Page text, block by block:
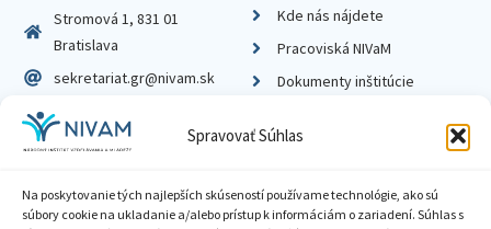
Spravovať Súhlas
Na poskytovanie tých najlepších skúseností používame technológie, ako sú
súbory cookie na ukladanie a/alebo prístup k informáciám o zariadení. Súhlas s
Stromová 1, 831 01
Bratislava
sekretariat.gr@nivam.sk
IČO: 00164348
DIČ: 2020798714
Kde nás nájdete
Pracoviská NIVaM
Dokumenty inštitúcie